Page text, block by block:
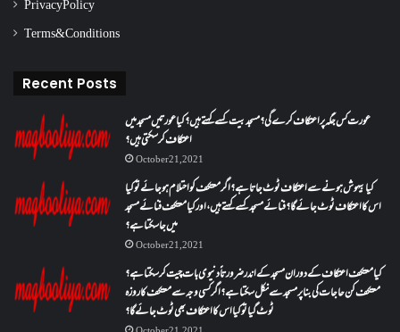
Privacy Policy
Terms & Conditions
Recent Posts
عورت کس جگہ پر اعتکاف کرے گی؟مسجد بیت کسے کہتے ہیں؟کیا عورتیں مسجد میں
اعتکاف کر سکتی ہیں؟
October 21, 2021
کیا بیہوش ہونے سے اعتکاف ٹوٹ جاتا ہے؟ اگر معتکف کو احتلام ہو جائے تو کیا
اس کا اعتکاف ٹوٹ جائے گا؟فنائے مسجد کسے کہتے ہیں ، اور کیا معتکف فنائے مسجد
میں جا سکتا ہے؟
October 21, 2021
کیا معتکف اعتکاف کے دوران مسجد کے اندر ضرورتاً دنیوی بات چیت کر سکتا ہے؟
معتکف کن حاجات کی بنا پر مسجد سے نکل سکتا ہے؟ اگر کسی وجہ سے معتکف کا روزہ
ٹوٹ گیا تو کیا اس کا اعتکاف بھی ٹوٹ جائے گا؟